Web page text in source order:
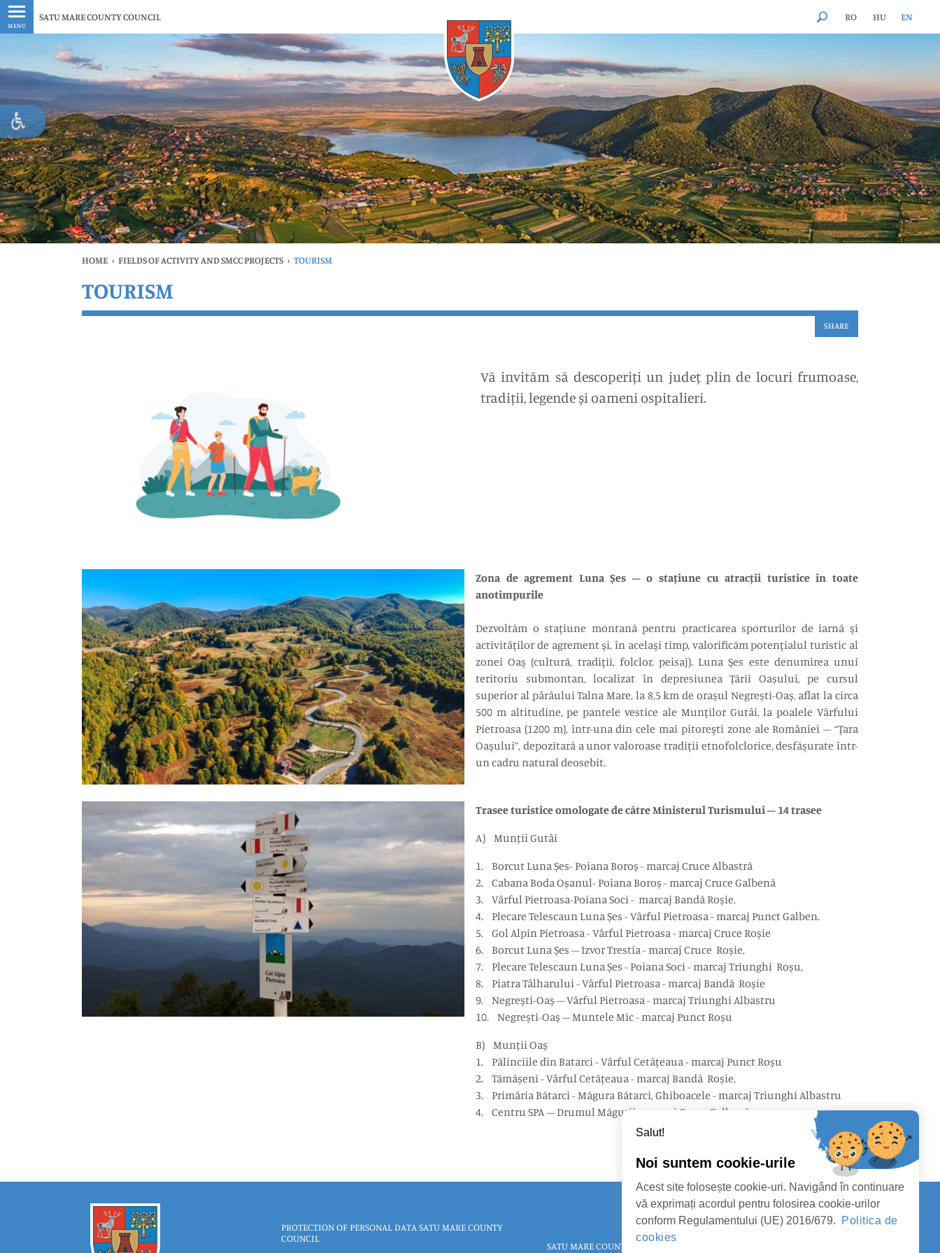
MENU
SATU MARE COUNTY COUNCIL RO HU EN
HOME › FIELDS OF ACTIVITY AND SMCC PROJECTS › TOURISM
TOURISM
SHARE
Vă invităm să descoperiți un județ plin de locuri frumoase,
tradiții, legende și oameni ospitalieri.
Zona de agrement Luna Șes – o stațiune cu atracții turistice în toate
anotimpurile
Dezvoltăm o staţiune montană pentru practicarea sporturilor de iarnă şi
activităţilor de agrement şi, în acelaşi timp, valorificăm potenţialul turistic al
zonei Oaş (cultură, tradiţii, folclor, peisaj). Luna Şes este denumirea unui
teritoriu submontan, localizat în depresiunea Țării Oașului, pe cursul
superior al pârâului Talna Mare, la 8,5 km de orașul Negrești-Oaș, aflat la circa
500 m altitudine, pe pantele vestice ale Munţilor Gutâi, la poalele Vârfului
Pietroasa (1200 m), într-una din cele mai pitoreşti zone ale României – “Ţara
Oaşului”, depozitară a unor valoroase tradiţii etnofolclorice, desfăşurate într-
un cadru natural deosebit.
Trasee turistice omologate de către Ministerul Turismului – 14 trasee
A) Munții Gutâi
1. Borcut Luna Șes- Poiana Boroș - marcaj Cruce Albastră
2. Cabana Boda Oșanul- Poiana Boroș - marcaj Cruce Galbenă
3. Vârful Pietroasa-Poiana Soci - marcaj Bandă Roșie,
4. Plecare Telescaun Luna Șes - Vârful Pietroasa - marcaj Punct Galben.
5. Gol Alpin Pietroasa - Vârful Pietroasa - marcaj Cruce Roșie
6. Borcut Luna Șes – Izvor Trestia - marcaj Cruce Roșie,
7. Plecare Telescaun Luna Șes - Poiana Soci - marcaj Triunghi Roșu,
8. Piatra Tâlharului - Vârful Pietroasa - marcaj Bandă Roșie
9. Negrești-Oaș – Vârful Pietroasa - marcaj Triunghi Albastru
10. Negrești-Oaș – Muntele Mic - marcaj Punct Roșu
B) Munții Oaș
1. Pălinciile din Batarci - Vârful Cetățeaua - marcaj Punct Roșu
2. Tămășeni - Vârful Cetățeaua - marcaj Bandă Roșie,
3. Primăria Bătarci - Măgura Bătarci, Ghiboacele - marcaj Triunghi Albastru
4. Centru SPA – Drumul Măgurii - marcaj Cruce Galbenă
PROTECTION OF PERSONAL DATA SATU MARE COUNTY
COUNCIL
SATU MARE COUNTY COUNCIL
Salut!
Noi suntem cookie-urile
Acest site folosește cookie-uri. Navigând în continuare
vă exprimați acordul pentru folosirea cookie-urilor
conform Regulamentului (UE) 2016/679.
Politica de
cookies